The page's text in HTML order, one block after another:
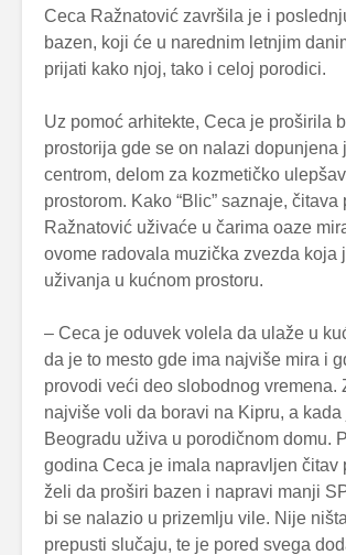
Ceca Ražnatović završila je i
bazen, koji će u narednim letnjim
prijati kako njoj, tako i celoj porodici.
Uz pomoć arhitekte, Ceca je proširila
prostorija gde se on nalazi dopunjena
centrom, delom za kozmetičko
prostorom. Kako “Blic” saznaje, čitava
Ražnatović uživaće u čarima oaze
ovome radovala muzička zvezda koja
uživanja u kućnom prostoru.
– Ceca je oduvek volela da ulaže u
da je to mesto gde ima najviše mira i
provodi veći deo slobodnog vremena.
najviše voli da boravi na Kipru, a kada
Beogradu uživa u porodičnom domu.
godina Ceca je imala napravljen čitav
želi da proširi bazen i napravi manji
bi se nalazio u prizemlju vile. Nije
prepusti slučaju, te je pored svega